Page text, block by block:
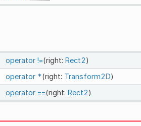
operator !=(right: Rect2)
operator *(right: Transform2D)
operator ==(right: Rect2)